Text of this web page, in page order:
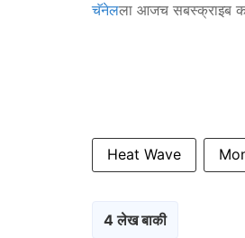
चॅनेलला आजच सबस्क्राइब
Heat Wave
4 लेख बाकी